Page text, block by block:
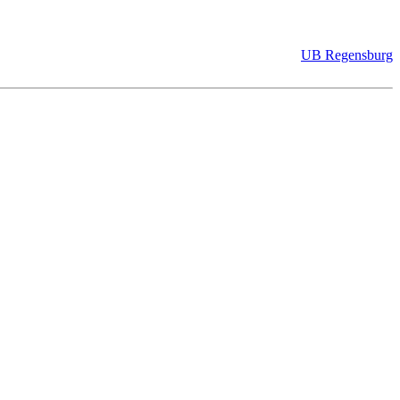
UB Regensburg